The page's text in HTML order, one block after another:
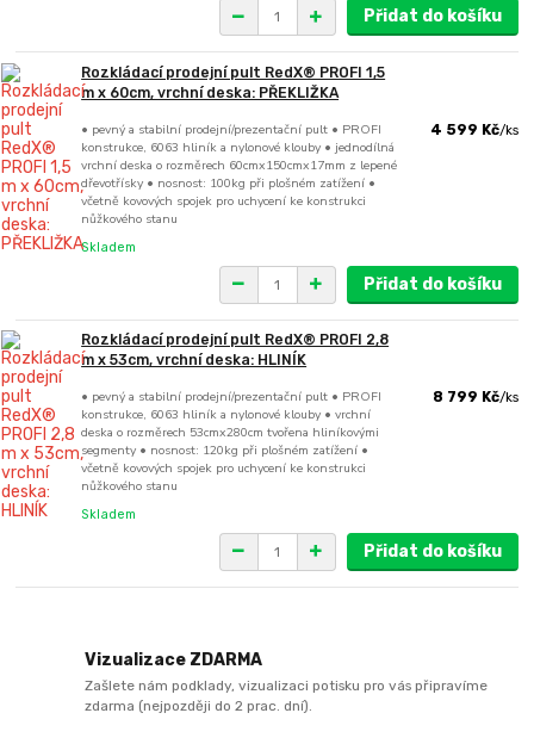
Přidat do košíku
Rozkládací prodejní pult RedX® PROFI 1,5
m x 60cm, vrchní deska: PŘEKLIŽKA
• pevný a stabilní prodejní/prezentační pult • PROFI
konstrukce, 6063 hliník a nylonové klouby • jednodílná
vrchní deska o rozměrech 60cmx150cmx17mm z lepené
dřevotřísky • nosnost: 100kg při plošném zatížení •
včetně kovových spojek pro uchycení ke konstrukci
nůžkového stanu
4 599 Kč/ks
Skladem
Přidat do košíku
Rozkládací prodejní pult RedX® PROFI 2,8
m x 53cm, vrchní deska: HLINÍK
• pevný a stabilní prodejní/prezentační pult • PROFI
konstrukce, 6063 hliník a nylonové klouby • vrchní
deska o rozměrech 53cmx280cm tvořena hliníkovými
segmenty • nosnost: 120kg při plošném zatížení •
včetně kovových spojek pro uchycení ke konstrukci
nůžkového stanu
8 799 Kč/ks
Skladem
Přidat do košíku
Vizualizace ZDARMA
Zašlete nám podklady, vizualizaci potisku pro vás připravíme
zdarma (nejpozději do 2 prac. dní).